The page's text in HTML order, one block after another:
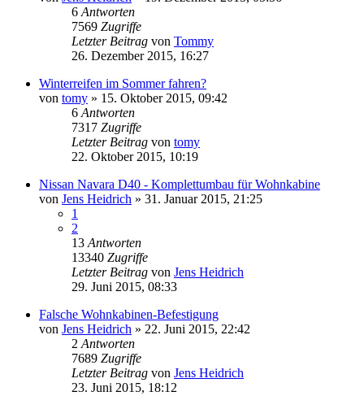
6 Antworten
7569 Zugriffe
Letzter Beitrag von Tommy
26. Dezember 2015, 16:27
Winterreifen im Sommer fahren?
von tomy » 15. Oktober 2015, 09:42
6 Antworten
7317 Zugriffe
Letzter Beitrag von tomy
22. Oktober 2015, 10:19
Nissan Navara D40 - Komplettumbau für Wohnkabine
von Jens Heidrich » 31. Januar 2015, 21:25
1
2
13 Antworten
13340 Zugriffe
Letzter Beitrag von Jens Heidrich
29. Juni 2015, 08:33
Falsche Wohnkabinen-Befestigung
von Jens Heidrich » 22. Juni 2015, 22:42
2 Antworten
7689 Zugriffe
Letzter Beitrag von Jens Heidrich
23. Juni 2015, 18:12